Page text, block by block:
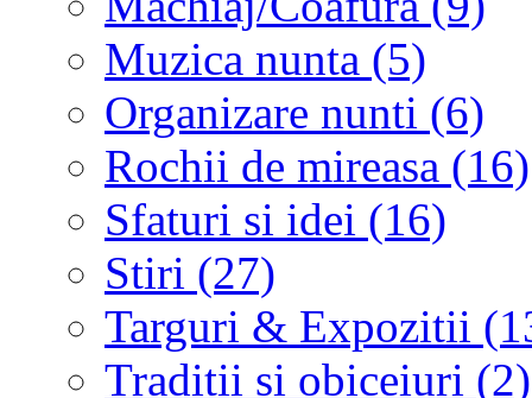
Muzica nunta (5)
Organizare nunti (6)
Rochii de mireasa (16)
Sfaturi si idei (16)
Stiri (27)
Targuri & Expozitii
Traditii si obiceiuri (2)